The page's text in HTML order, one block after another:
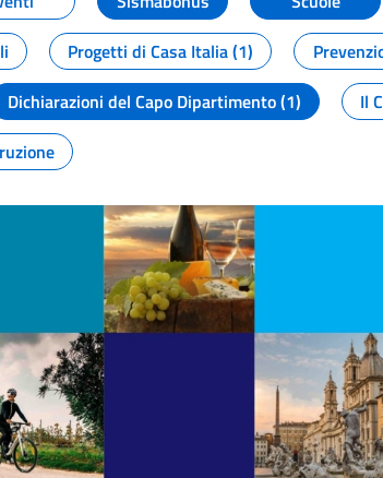
Progetti di Casa Italia (1)
Dichiarazioni del Capo Dipartimento (1) Il